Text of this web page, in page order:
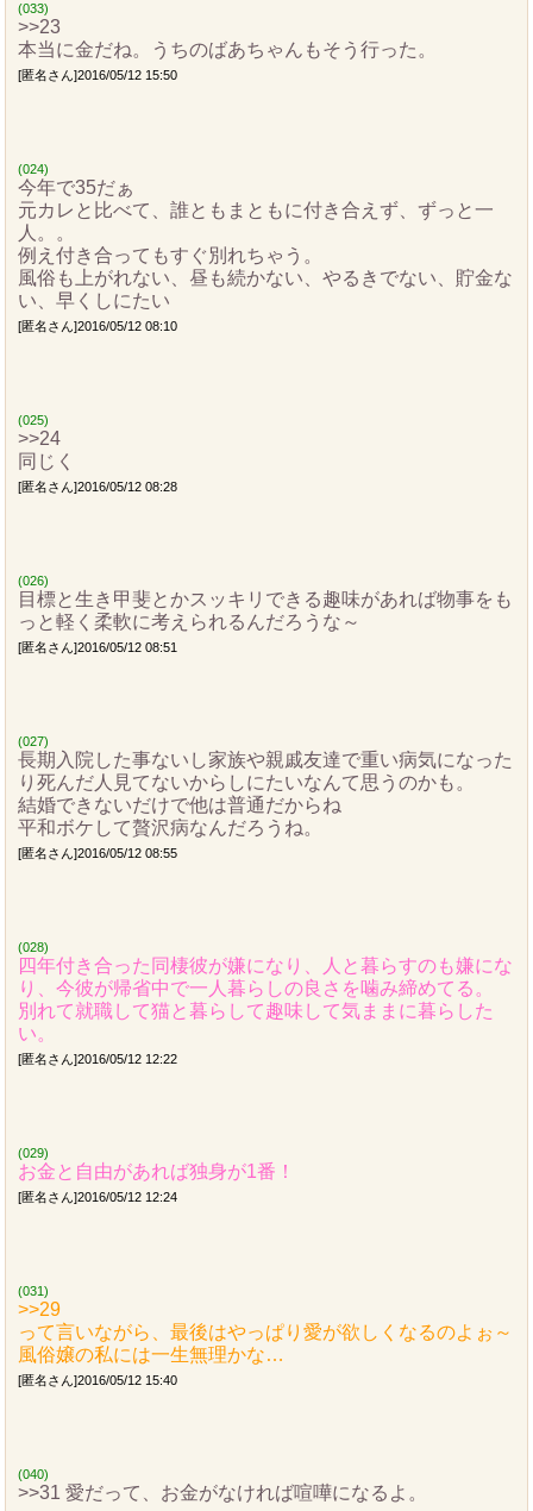
(033)
>>23
本当に金だね。うちのばあちゃんもそう行った。
[匿名さん]2016/05/12 15:50
(024)
今年で35だぁ
元カレと比べて、誰ともまともに付き合えず、ずっと一
人。。
例え付き合ってもすぐ別れちゃう。
風俗も上がれない、昼も続かない、やるきでない、貯金な
い、早くしにたい
[匿名さん]2016/05/12 08:10
(025)
>>24
同じく
[匿名さん]2016/05/12 08:28
(026)
目標と生き甲斐とかスッキリできる趣味があれば物事をも
っと軽く柔軟に考えられるんだろうな～
[匿名さん]2016/05/12 08:51
(027)
長期入院した事ないし家族や親戚友達で重い病気になった
り死んだ人見てないからしにたいなんて思うのかも。
結婚できないだけで他は普通だからね
平和ボケして贅沢病なんだろうね。
[匿名さん]2016/05/12 08:55
(028)
四年付き合った同棲彼が嫌になり、人と暮らすのも嫌にな
り、今彼が帰省中で一人暮らしの良さを噛み締めてる。
別れて就職して猫と暮らして趣味して気ままに暮らした
い。
[匿名さん]2016/05/12 12:22
(029)
お金と自由があれば独身が1番！
[匿名さん]2016/05/12 12:24
(031)
>>29
って言いながら、最後はやっぱり愛が欲しくなるのよぉ～
風俗嬢の私には一生無理かな…
[匿名さん]2016/05/12 15:40
(040)
>>31 愛だって、お金がなければ喧嘩になるよ。